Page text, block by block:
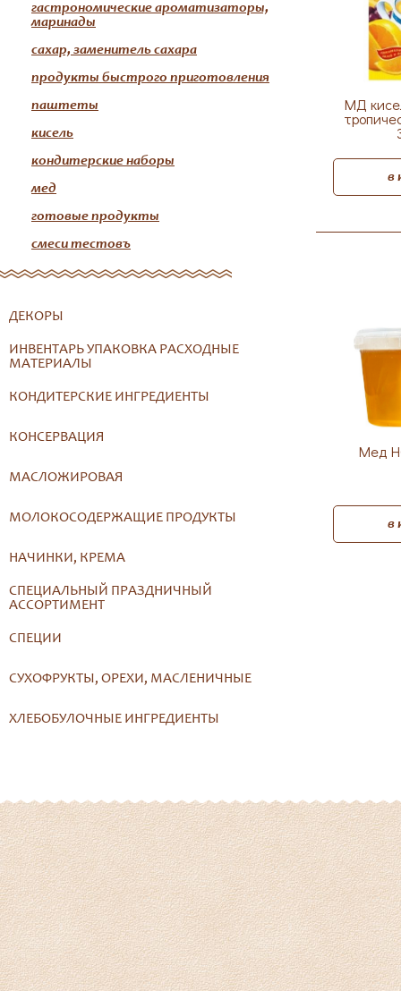
гастрономические ароматизаторы,
маринады
сахар, заменитель сахара
продукты быстрого приготовления
паштеты
кисель
кондитерские наборы
мед
готовые продукты
смеси тестовъ
ДЕКОРЫ
ИНВЕНТАРЬ УПАКОВКА РАСХОДНЫЕ
МАТЕРИАЛЫ
КОНДИТЕРСКИЕ ИНГРЕДИЕНТЫ
КОНСЕРВАЦИЯ
МАСЛОЖИРОВАЯ
МОЛОКОСОДЕРЖАЩИЕ ПРОДУКТЫ
НАЧИНКИ, КРЕМА
СПЕЦИАЛЬНЫЙ ПРАЗДНИЧНЫЙ
АССОРТИМЕНТ
СПЕЦИИ
СУХОФРУКТЫ, ОРЕХИ, МАСЛЕНИЧНЫЕ
ХЛЕБОБУЛОЧНЫЕ ИНГРЕДИЕНТЫ
МД
в
Мед
в